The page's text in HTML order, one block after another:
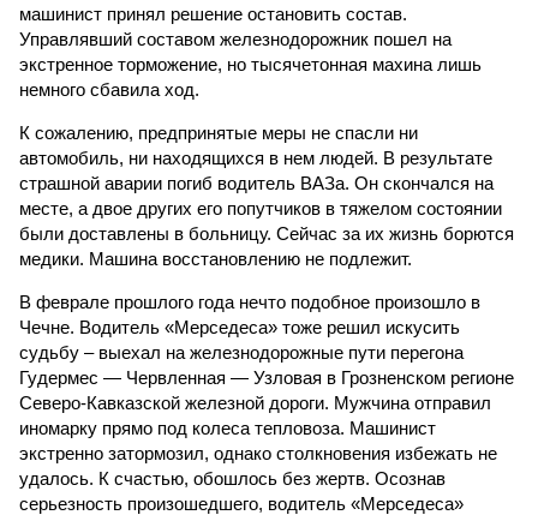
машинист принял решение остановить состав.
Управлявший составом железнодорожник пошел на
экстренное торможение, но тысячетонная махина лишь
немного сбавила ход.
К сожалению, предпринятые меры не спасли ни
автомобиль, ни находящихся в нем людей. В результате
страшной аварии погиб водитель ВАЗа. Он скончался на
месте, а двое других его попутчиков в тяжелом состоянии
были доставлены в больницу. Сейчас за их жизнь борются
медики. Машина восстановлению не подлежит.
В феврале прошлого года нечто подобное произошло в
Чечне. Водитель «Мерседеса» тоже решил искусить
судьбу – выехал на железнодорожные пути перегона
Гудермес — Червленная — Узловая в Грозненском регионе
Северо-Кавказской железной дороги. Мужчина отправил
иномарку прямо под колеса тепловоза. Машинист
экстренно затормозил, однако столкновения избежать не
удалось. К счастью, обошлось без жертв. Осознав
серьезность произошедшего, водитель «Мерседеса»